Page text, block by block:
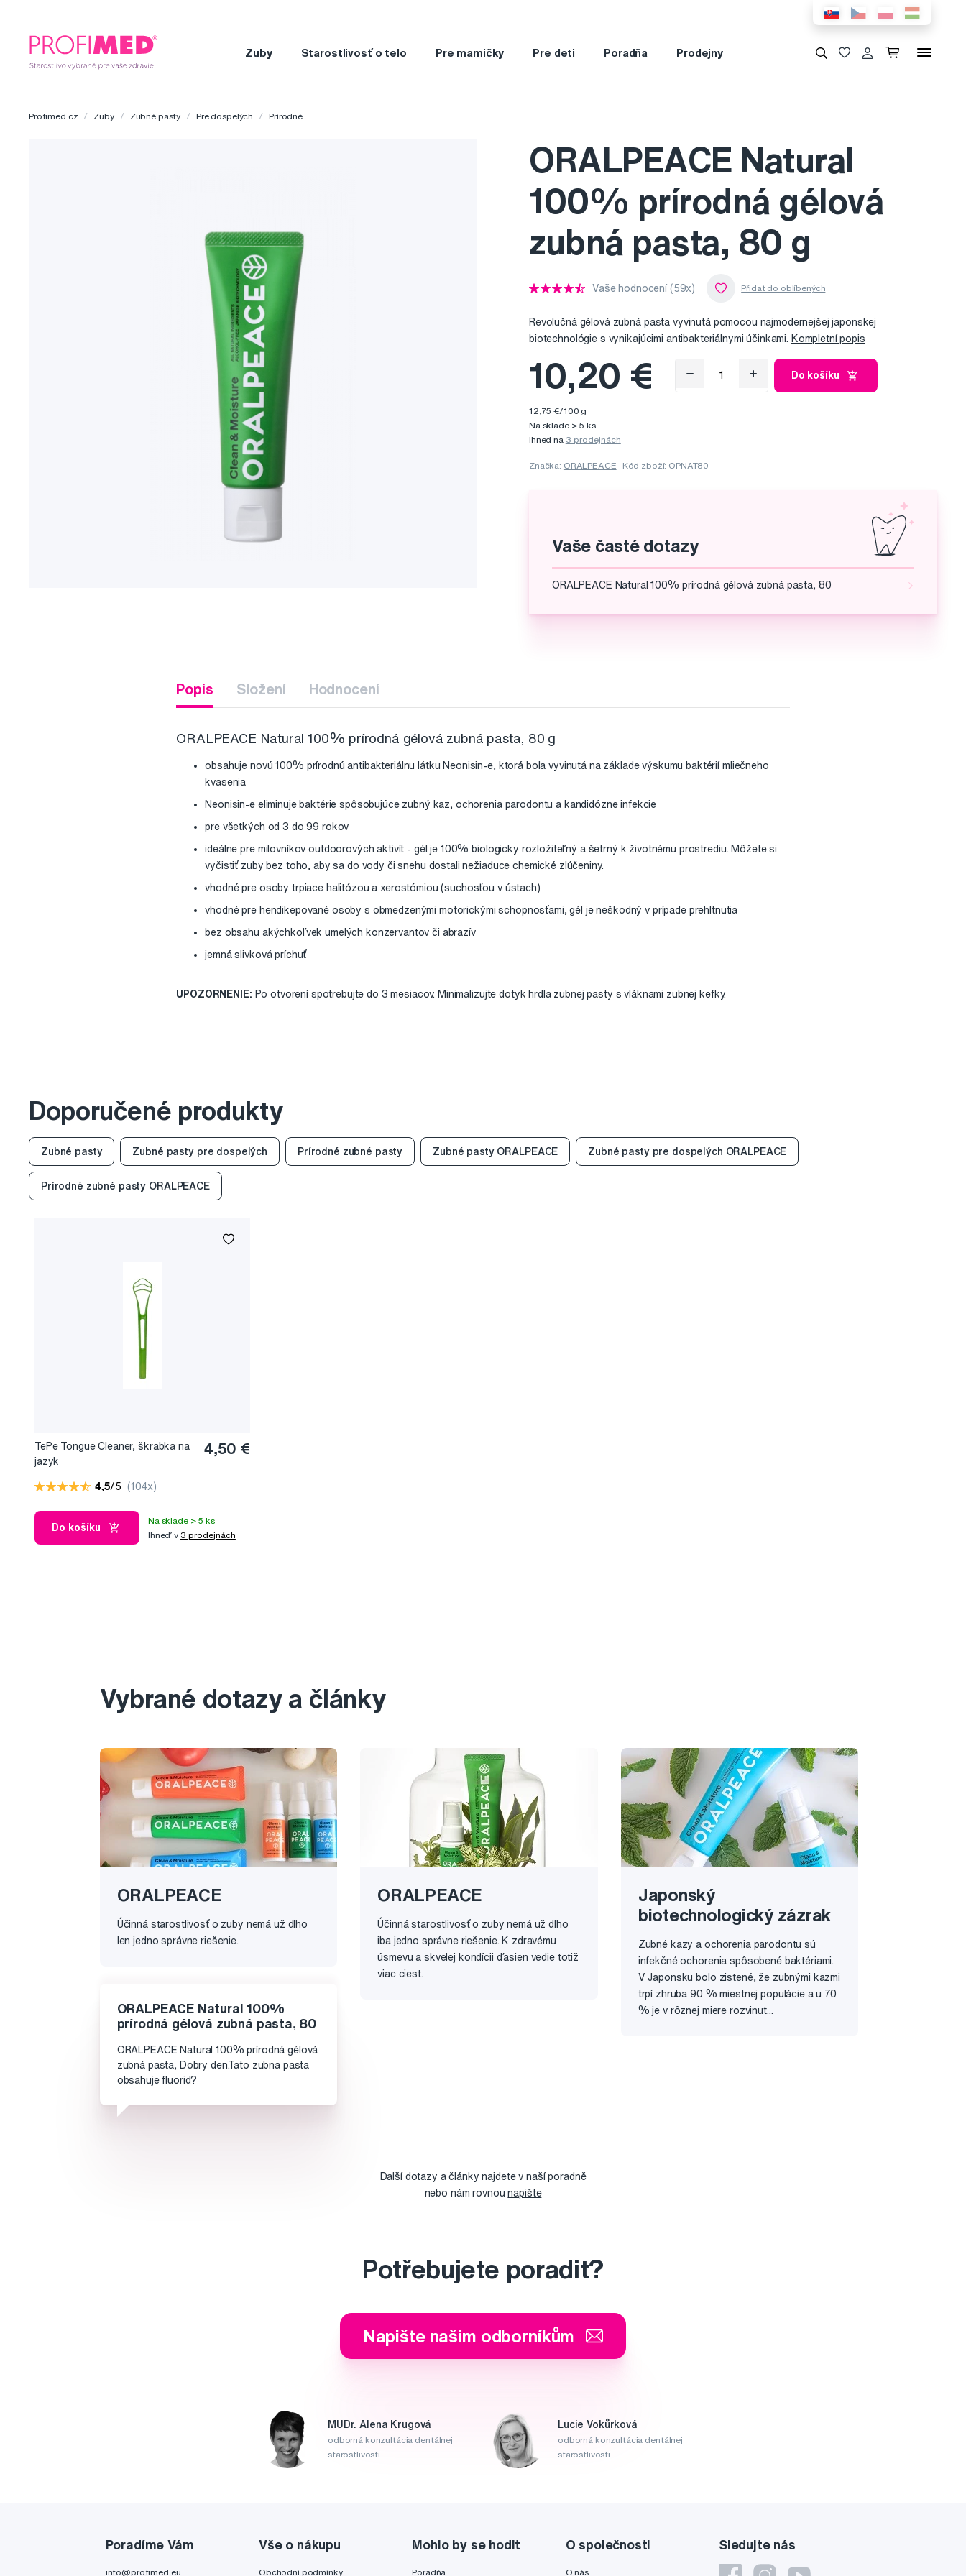
Zuby Starostlivosť o telo Pre mamičky Pre deti Poradňa Prodejny
Profimed.cz Zuby Zubné pasty Pre dospelých Prírodné
ORALPEACE Natural
100% prírodná gélová
zubná pasta, 80 g
Vaše hodnocení (59x)
Revolučná gélová zubná pasta vyvinutá pomocou najmodernejšej japonskej
biotechnológie s vynikajúcimi antibakteriálnymi účinkami. Kompletní popis
10,20 € Do košíku
12,75 €/100 g
Na sklade > 5 ks
Ihned na 3 prodejnách
Značka: ORALPEACE Kód zboží: OPNAT80
Vaše časté dotazy
ORALPEACE Natural 100% prírodná gélová zubná pasta, 80
Popis Složení Hodnocení
ORALPEACE Natural 100% prírodná gélová zubná pasta, 80 g
obsahuje novú 100% prírodnú antibakteriálnu látku Neonisin-e, ktorá bola vyvinutá na základe výskumu baktérií mliečneho
kvasenia
Neonisin-e eliminuje baktérie spôsobujúce zubný kaz, ochorenia parodontu a kandidózne infekcie
pre všetkých od 3 do 99 rokov
ideálne pre milovníkov outdoorových aktivít - gél je 100% biologicky rozložiteľný a šetrný k životnému prostrediu. Môžete si
vyčistiť zuby bez toho, aby sa do vody či snehu dostali nežiaduce chemické zlúčeniny.
vhodné pre osoby trpiace halitózou a xerostómiou (suchosťou v ústach)
vhodné pre hendikepované osoby s obmedzenými motorickými schopnosťami, gél je neškodný v prípade prehltnutia
bez obsahu akýchkoľvek umelých konzervantov či abrazív
jemná slivková príchuť
UPOZORNENIE: Po otvorení spotrebujte do 3 mesiacov. Minimalizujte dotyk hrdla zubnej pasty s vláknami zubnej kefky.
Doporučené produkty
Zubné pasty Zubné pasty pre dospelých Prírodné zubné pasty Zubné pasty ORALPEACE Zubné pasty pre dospelých ORALPEACE
Prírodné zubné pasty ORALPEACE
TePe Tongue Cleaner, škrabka na
jazyk
4,50 €
4,5/5 (104x)
Do košíku
Na sklade > 5 ks
Ihneď v 3 prodejnách
Vybrané dotazy a články
ORALPEACE
Účinná starostlivosť o zuby nemá už dlho
len jedno správne riešenie.
ORALPEACE
Účinná starostlivosť o zuby nemá už dlho
iba jedno správne riešenie. K zdravému
úsmevu a skvelej kondícii ďasien vedie totiž
viac ciest.
Japonský
biotechnologický zázrak
Zubné kazy a ochorenia parodontu sú
infekčné ochorenia spôsobené baktériami.
V Japonsku bolo zistené, že zubnými kazmi
trpí zhruba 90 % miestnej populácie a u 70
% je v rôznej miere rozvinut...
ORALPEACE Natural 100%
prírodná gélová zubná pasta, 80
ORALPEACE Natural 100% prírodná gélová
zubná pasta, Dobry den.Tato zubna pasta
obsahuje fluorid?
Další dotazy a článkynajdete v naší poradně
nebo nám rovnounapište
Potřebujete poradit?
Napište našim odborníkům
MUDr. Alena Krugová
odborná konzultácia dentálnej
starostlivosti
Lucie Vokůrková
odborná konzultácia dentálnej
starostlivosti
Sledujte nás
Poradíme Vám
info@profimed.eu
Vše o nákupu
Obchodní podmínky
Mohlo by se hodit
Poradňa
O společnosti
O nás